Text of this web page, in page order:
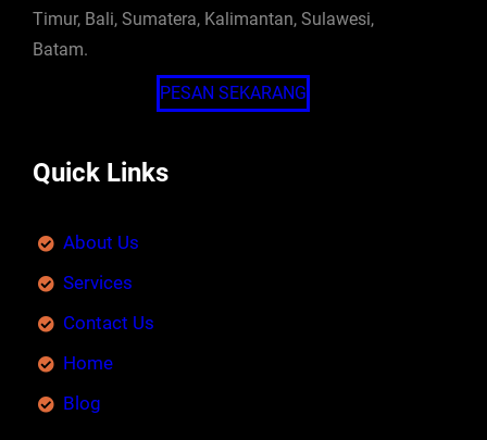
Timur, Bali, Sumatera, Kalimantan, Sulawesi,
Batam.
PESAN SEKARANG
Quick Links
About Us
Services
Contact Us
Home
Blog